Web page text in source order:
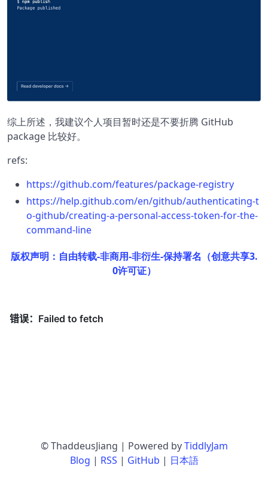
综上所述，我建议个人项目暂时还是不要折腾 GitHub
package 比较好。
refs:
https://github.com/features/package-registry
https://help.github.com/en/github/authenticating-t
o-github/creating-a-personal-access-token-for-the-
command-line
版权声明：自由转载-非商用-非衍生-保持署名（创意共享3.
0许可证）
© ThaddeusJiang | Powered byTiddlyJam
Blog | RSS | GitHub | 日本語